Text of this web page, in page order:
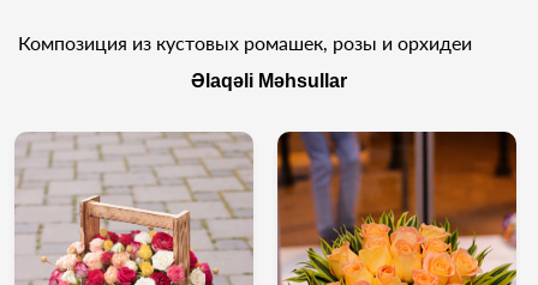
Композиция из кустовых ромашек, розы и орхидеи
Əlaqəli Məhsullar